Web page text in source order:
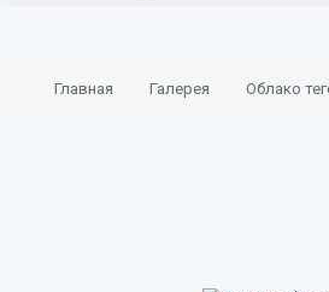
Главная Галерея Облако